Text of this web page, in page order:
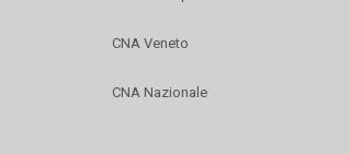
CNA Veneto
CNA Nazionale